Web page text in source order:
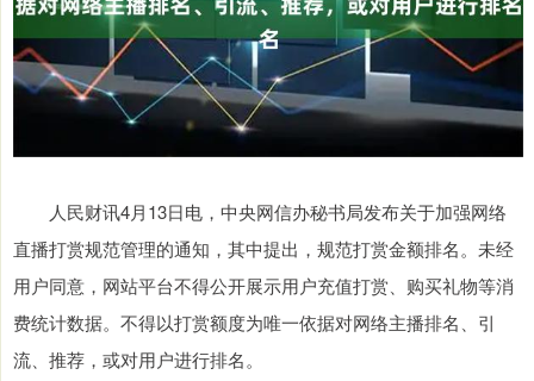
人民财讯4月13日电，中央网信办秘书局发布关于加强网络
直播打赏规范管理的通知，其中提出，规范打赏金额排名。未经
用户同意，网站平台不得公开展示用户充值打赏、购买礼物等消
费统计数据。不得以打赏额度为唯一依据对网络主播排名、引
流、推荐，或对用户进行排名。